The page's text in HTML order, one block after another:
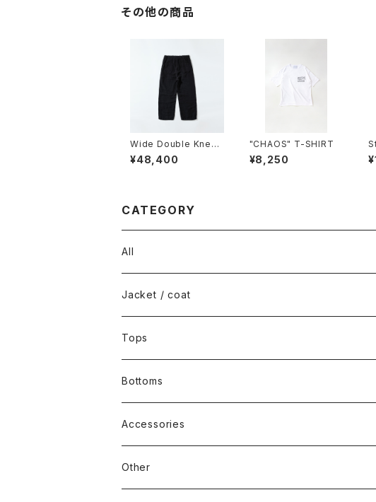
その他の商品
Wide Double Knee
Pants
¥48,400
"CHAOS" T-SHIRT
¥8,250
CATEGORY
All
Jacket / coat
Tops
Bottoms
Accessories
Other